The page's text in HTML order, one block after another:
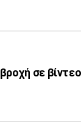
βροχή σε